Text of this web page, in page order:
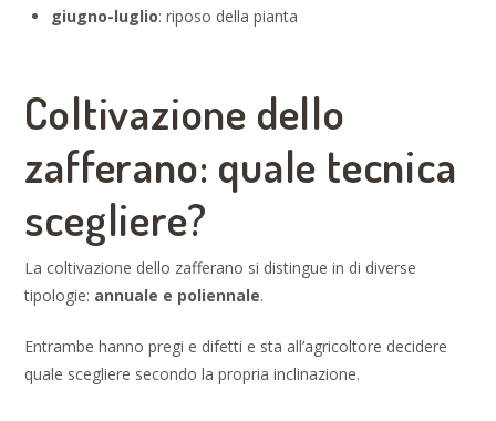
giugno-luglio: riposo della pianta
Coltivazione dello
zafferano: quale tecnica
scegliere?
La coltivazione dello zafferano si distingue in di diverse
tipologie: annuale e poliennale.
Entrambe hanno pregi e difetti e sta all’agricoltore decidere
quale scegliere secondo la propria inclinazione.